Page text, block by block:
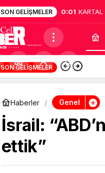
SON GELIŞMELER 0:01 KARTAL
SON GELIŞMELER
Haberler Genel
İsrail:
ettik”